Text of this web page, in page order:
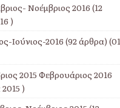
Νοέμβριος 2016 (12
)
Ιούνιος-2016 (92 άρθρα) (01
2015 Φεβρουάριος 2016
)